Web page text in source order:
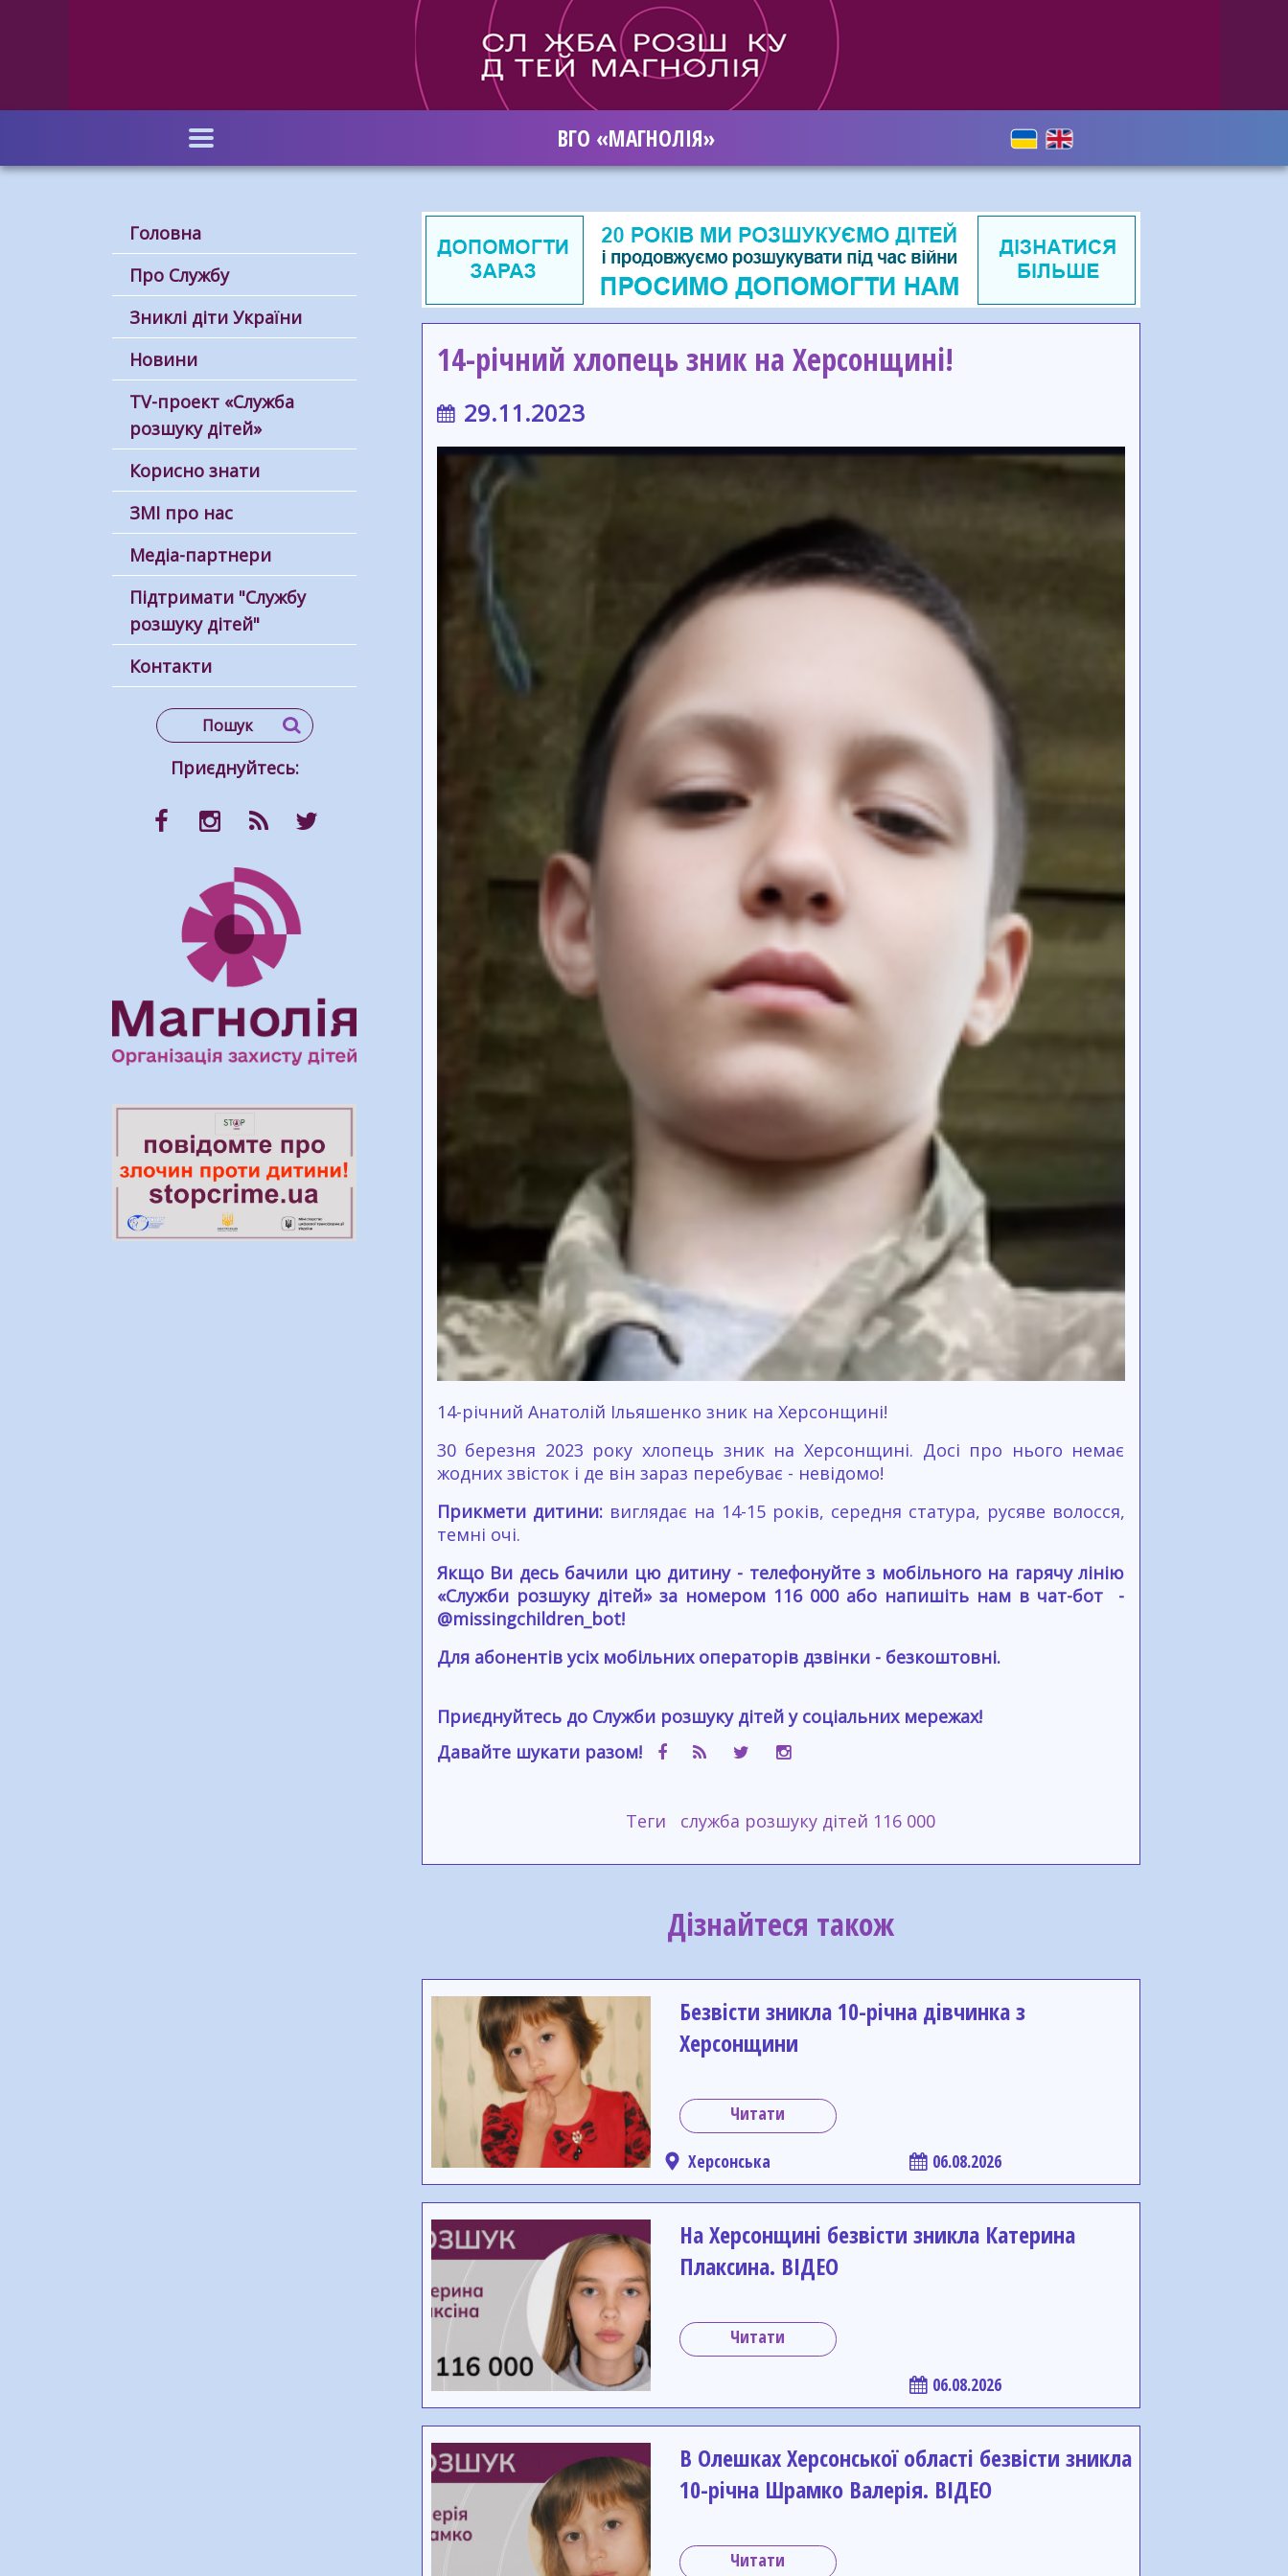
ВГО «МАГНОЛІЯ»
Головна
Про Службу
Зниклі діти України
Новини
ТV-проект «Служба
розшуку дітей»
Корисно знати
ЗМІ про нас
Медіа-партнери
Підтримати "Службу
розшуку дітей"
Контакти
Приєднуйтесь:
14-річний хлопець зник на Херсонщині!
29.11.2023
14-річний Анатолій Ільяшенко зник на Херсонщині!
30 березня 2023 року хлопець зник на Херсонщині. Досі про нього немає
жодних звісток і де він зараз перебуває - невідомо!
Прикмети дитини:виглядає на 14-15 років, середня статура, русяве волосся,
темні очі.
Якщо Ви десь бачили цю дитину - телефонуйте з мобільного на гарячу лінію
«Служби розшуку дітей» за номером 116 000 або напишіть нам в чат-бот -
@missingchildren_bot!
Для абонентів усіх мобільних операторів дзвінки - безкоштовні.
Приєднуйтесь до Служби розшуку дітей у соціальних мережах!
Давайте шукати разом!
Теги служба розшуку дітей 116 000
Дізнайтеся також
Безвісти зникла 10-річна дівчинка з
Херсонщини
Читати
Херсонська 06.08.2026
На Херсонщині безвісти зникла Катерина
Плаксина. ВІДЕО
Читати
06.08.2026
В Олешках Херсонської області безвісти зникла
10-річна Шрамко Валерія. ВІДЕО
Читати